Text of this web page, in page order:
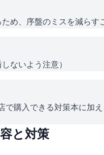
め、序盤のミスを減らす
ないよう注意）
購入できる対策本に加
と対策